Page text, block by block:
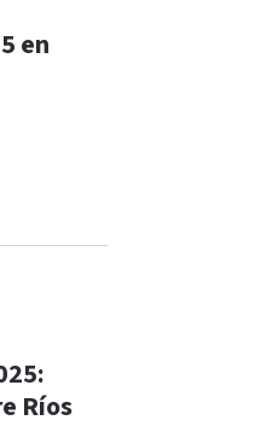
en
Ríos